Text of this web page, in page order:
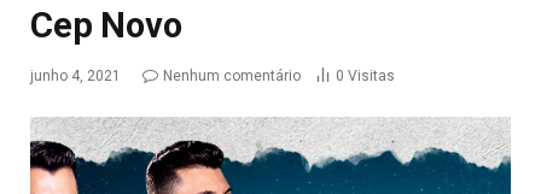
Cep Novo
junho 4, 2021 Nenhum comentário 0 Visitas